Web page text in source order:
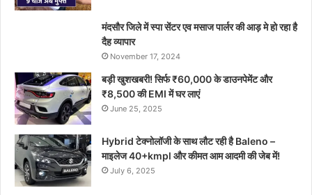
मंदसौर जिले में स्पा सेंटर एव मसाज पार्लर की आड़ मे हो रहा है
दैह व्यापार
November 17, 2024
बड़ी खुशखबरी! सिर्फ ₹60,000 के डाउनपेमेंट और
₹8,500 की EMI में घर लाएं
June 25, 2025
Hybrid टेक्नोलॉजी के साथ लौट रही है Baleno –
माइलेज 40+kmpl और कीमत आम आदमी की जेब में!
July 6, 2025